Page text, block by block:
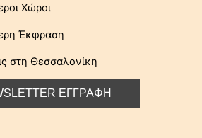
Χώροι
Έκφραση
στη Θεσσαλονίκη